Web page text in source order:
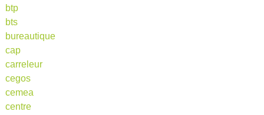
btp
bts
bureautique
cap
carreleur
cegos
cemea
centre